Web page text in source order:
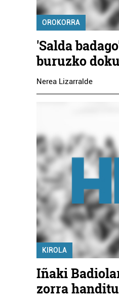
OROKORRA
'Salda
buruzko
Nerea Lizarralde
KIROLA
Iñaki
zorra